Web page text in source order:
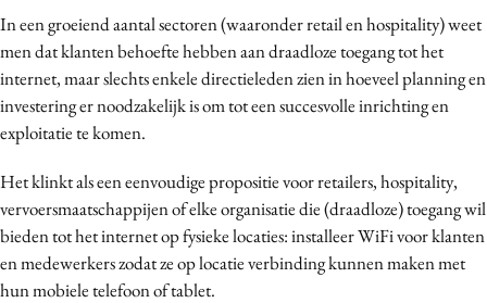
Bureaus
Campagnes
Carriere
Contentmarketing
Craft
Customer Experience
Data & Insights
Design
Digital transformation
In een groeiend aantal sectoren (waaronder retail en hospitality) weet
men dat klanten behoefte hebben aan draadloze toegang tot het
internet, maar slechts enkele directieleden zien in hoeveel planning en
investering er noodzakelijk is om tot een succesvolle inrichting en
exploitatie te komen.
Het klinkt als een eenvoudige propositie voor retailers, hospitality,
vervoersmaatschappijen of elke organisatie die (draadloze) toegang wil
bieden tot het internet op fysieke locaties: installeer WiFi voor klanten
en medewerkers zodat ze op locatie verbinding kunnen maken met
hun mobiele telefoon of tablet.